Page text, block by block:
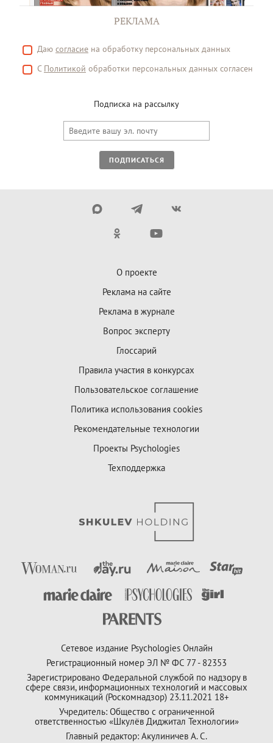
РЕКЛАМА
Даю согласие на обработку персональных данных
С Политикой обработки персональных данных согласен
Подписка на рассылку
ПОДПИСАТЬСЯ
О проекте
Реклама на сайте
Реклама в журнале
Вопрос эксперту
Глоссарий
Правила участия в конкурсах
Пользовательское соглашение
Политика использования cookies
Рекомендательные технологии
Проекты Psychologies
Техподдержка
Сетевое издание Psychologies Онлайн
Регистрационный номер ЭЛ № ФС 77 - 82353
Зарегистрировано Федеральной службой по надзору в
сфере связи, информационных технологий и массовых
коммуникаций (Роскомнадзор) 23.11.2021 18+
Учредитель: Общество с ограниченной
ответственностью «Шкулёв Диджитал Технологии»
Главный редактор: Акулиничев А. С.